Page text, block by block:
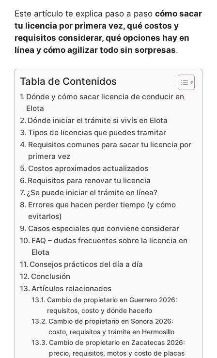
Este artículo te explica paso a paso cómo sacar
tu licencia por primera vez, qué costos y
requisitos considerar, qué opciones hay en
línea y cómo agilizar todo sin sorpresas.
Tabla de Contenidos
Dónde y cómo sacar licencia de conducir en
Elota
Dónde iniciar el trámite si vivís en Elota
Tipos de licencias que puedes tramitar
Requisitos comunes para sacar tu licencia por
primera vez
Costos aproximados actualizados
Requisitos para renovar tu licencia
¿Se puede iniciar el trámite en línea?
Errores que hacen perder tiempo (y cómo
evitarlos)
Casos especiales que conviene considerar
FAQ – dudas frecuentes sobre la licencia en
Elota
Consejos prácticos del día a día
Conclusión
Artículos relacionados
Cambio de propietario en Guerrero 2026:
requisitos, costo y dónde hacerlo
Cambio de propietario en Sonora 2026:
costo, requisitos y trámite en Hermosillo
Cambio de propietario en Zacatecas 2026:
precio, requisitos, motos y costo de placas